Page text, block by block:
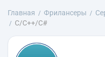
Главная Фрилансеры
C/C++/C#